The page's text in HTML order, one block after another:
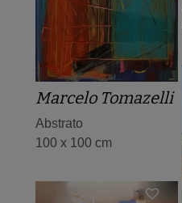
Marcelo Tomazelli
Abstrato
100 x 100 cm